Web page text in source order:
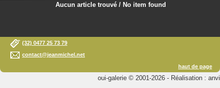
Aucun article trouvé / No item found
(32) 0477 25 73 79
contact@jeanmichel.net
haut de page
oui-galerie © 2001-2026 - Réalisation : anvi